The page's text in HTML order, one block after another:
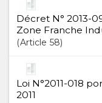
Décret N° 2013-
Zone Franche
Article 58
Loi N°2011-018
2011